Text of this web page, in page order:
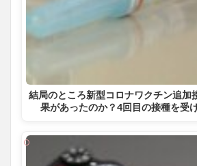
結局のところ新型コロナワクチン追加
果があったのか？4回目の接種を受